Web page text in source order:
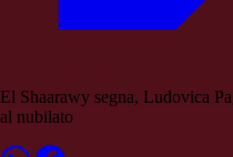
El Shaarawy segna, Ludovica
al nubilato